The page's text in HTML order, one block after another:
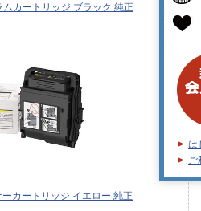
カートリッジ ブラック 純正
カートリッジ イエロー 純正
は
ご